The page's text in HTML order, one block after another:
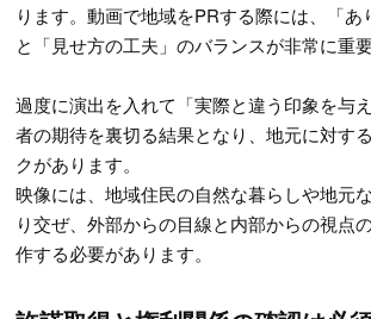
ります。動画で地域をPRする際には、「あ
と「見せ方の工夫」のバランスが非常に重要
過度に演出を入れて「実際と違う印象を与
者の期待を裏切る結果となり、地元に対す
クがあります。
映像には、地域住民の自然な暮らしや地元
り交ぜ、外部からの目線と内部からの視点
作する必要があります。